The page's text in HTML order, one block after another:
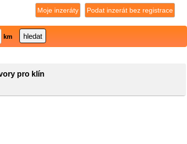
Podat inzerát bez registrace
Moje inzeráty
km
pro klín